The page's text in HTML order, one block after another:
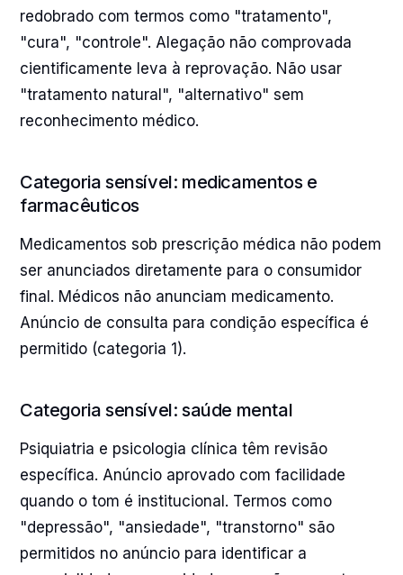
redobrado com termos como "tratamento",
"cura", "controle". Alegação não comprovada
cientificamente leva à reprovação. Não usar
"tratamento natural", "alternativo" sem
reconhecimento médico.
Categoria sensível: medicamentos e
farmacêuticos
Medicamentos sob prescrição médica não podem
ser anunciados diretamente para o consumidor
final. Médicos não anunciam medicamento.
Anúncio de consulta para condição específica é
permitido (categoria 1).
Categoria sensível: saúde mental
Psiquiatria e psicologia clínica têm revisão
específica. Anúncio aprovado com facilidade
quando o tom é institucional. Termos como
"depressão", "ansiedade", "transtorno" são
permitidos no anúncio para identificar a